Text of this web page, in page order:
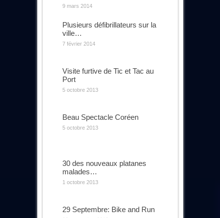
9 mars 2014
Plusieurs défibrillateurs sur la
ville…
7 février 2014
Visite furtive de Tic et Tac au
Port
5 octobre 2013
Beau Spectacle Coréen
5 octobre 2013
30 des nouveaux platanes
malades…
1 octobre 2013
29 Septembre: Bike and Run